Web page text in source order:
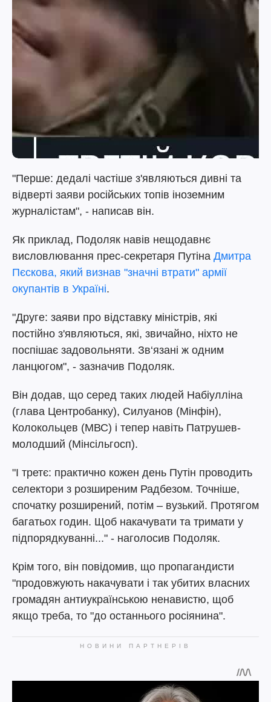
"Перше: дедалі частіше з'являються дивні та
відверті заяви російських топів іноземним
журналістам", - написав він.
Як приклад, Подоляк навів нещодавнє
висловлювання прес-секретаря Путіна Дмитра
Пєскова, який визнав "значні втрати" армії
окупантів в Україні.
"Друге: заяви про відставку міністрів, які
постійно з'являються, які, звичайно, ніхто не
поспішає задовольняти. Зв‘язані ж одним
ланцюгом", - зазначив Подоляк.
Він додав, що серед таких людей Набіулліна
(глава Центробанку), Силуанов (Мінфін),
Колокольцев (МВС) і тепер навіть Патрушев-
молодший (Мінсільгосп).
"І третє: практично кожен день Путін проводить
селектори з розширеним Радбезом. Точніше,
спочатку розширений, потім – вузький. Протягом
багатьох годин. Щоб накачувати та тримати у
підпорядкуванні..." - наголосив Подоляк.
Крім того, він повідомив, що пропагандисти
"продовжують накачувати і так убитих власних
громадян антиукраїнською ненавистю, щоб
якщо треба, то "до останнього росіянина".